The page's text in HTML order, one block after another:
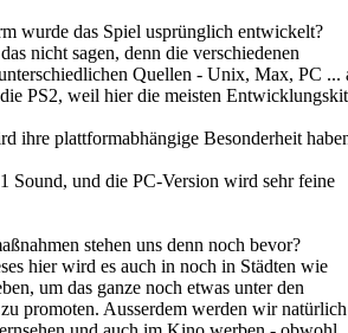
wurde das Spiel usprünglich entwickelt?
nicht sagen, denn die verschiedenen
Quellen - Unix, Max, PC ...
PS2, weil hier die meisten
ihre plattformabhängige Besonderheit
Sound, und die PC-Version wird sehr feine
stehen uns denn noch bevor?
hier wird es auch in noch in Städten wie
um das ganze noch etwas unter den
promoten. Ausserdem werden wir natürlich